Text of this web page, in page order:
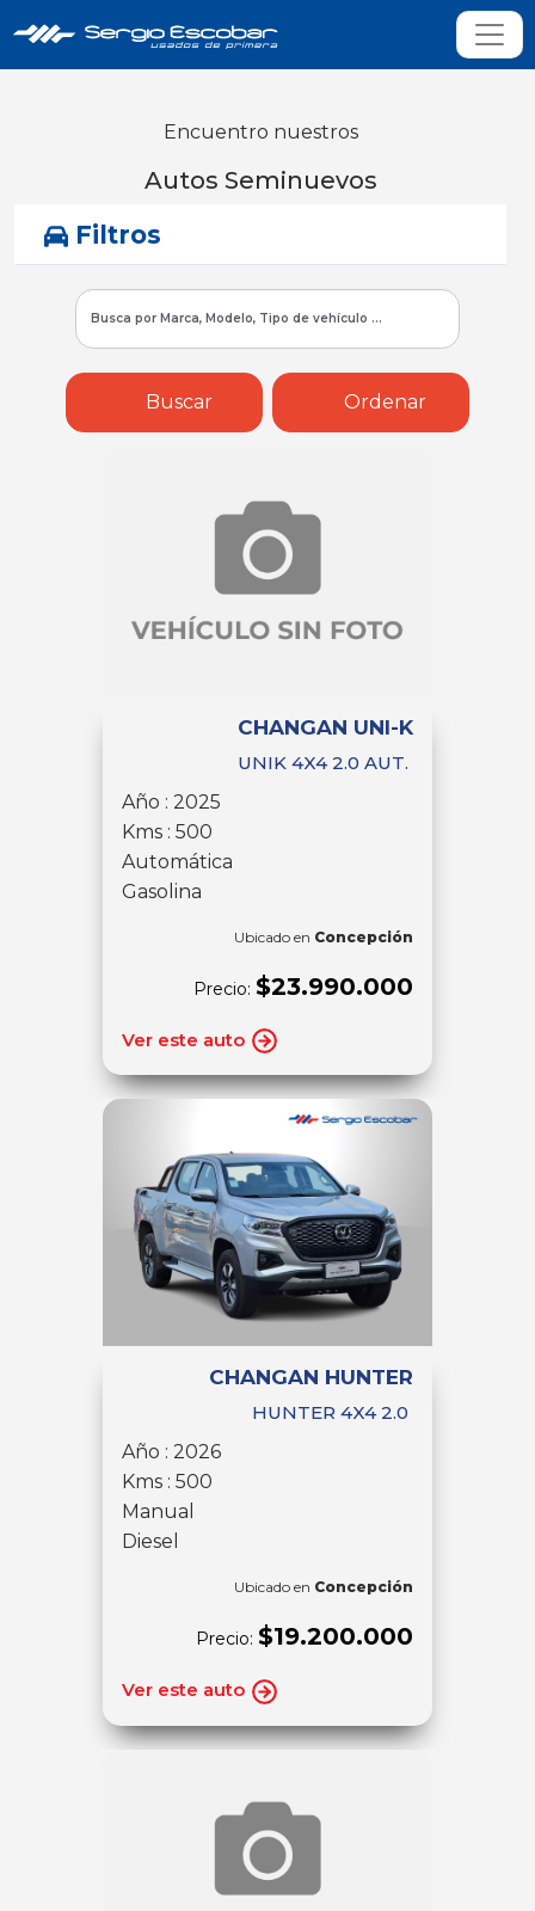
Encuentro nuestros
Autos Seminuevos
Filtros
Buscar Ordenar
CHANGAN UNI-K
UNIK 4X4 2.0 AUT.
Año : 2025
Kms : 500
Automática
Gasolina
Ubicado en Concepción
Precio: $23.990.000
Ver este auto
CHANGAN HUNTER
HUNTER 4X4 2.0
Año : 2026
Kms : 500
Manual
Diesel
Ubicado en Concepción
Precio: $19.200.000
Ver este auto